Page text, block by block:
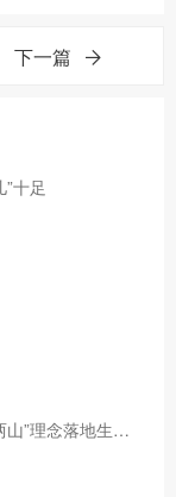
下一篇
十足
让每寸绿意都成富民底色—— 黔东南州“两山”理念落地生根结硕果